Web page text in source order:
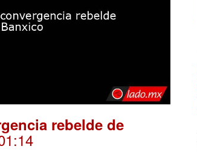
rebelde de